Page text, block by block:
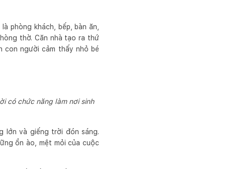
phòng khách, bếp, bàn ăn,
thờ. Căn nhà tạo ra thứ
con người cảm thấy nhỏ bé
có chức năng làm nơi sinh
lớn và giếng trời đón sáng.
ồn ào, mệt mỏi của cuộc